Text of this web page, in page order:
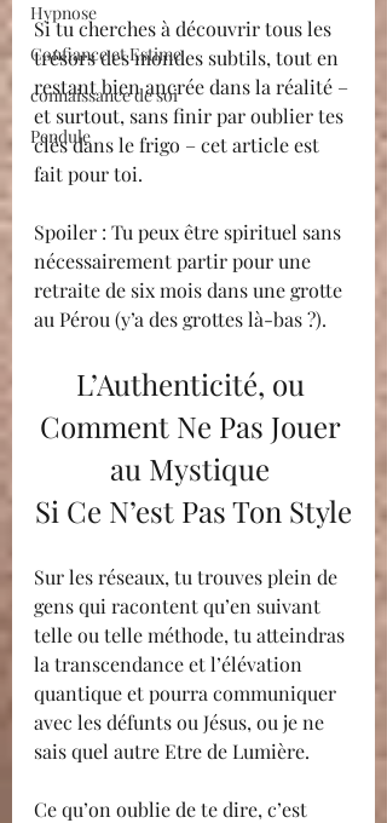
Hypnose
Confiance et Estime
connaissance de soi
Pendule
Si tu cherches à découvrir tous les
trésors des mondes subtils, tout en
restant bien ancrée dans la réalité –
et surtout, sans finir par oublier tes
clés dans le frigo – cet article est
fait pour toi.
Spoiler : Tu peux être spirituel sans
nécessairement partir pour une
retraite de six mois dans une grotte
au Pérou (y’a des grottes là-bas ?).
L’Authenticité, ou
Comment Ne Pas Jouer
au Mystique
Si Ce N’est Pas Ton Style
Sur les réseaux, tu trouves plein de
gens qui racontent qu’en suivant
telle ou telle méthode, tu atteindras
la transcendance et l’élévation
quantique et pourra communiquer
avec les défunts ou Jésus, ou je ne
sais quel autre Etre de Lumière.
Ce qu’on oublie de te dire, c’est